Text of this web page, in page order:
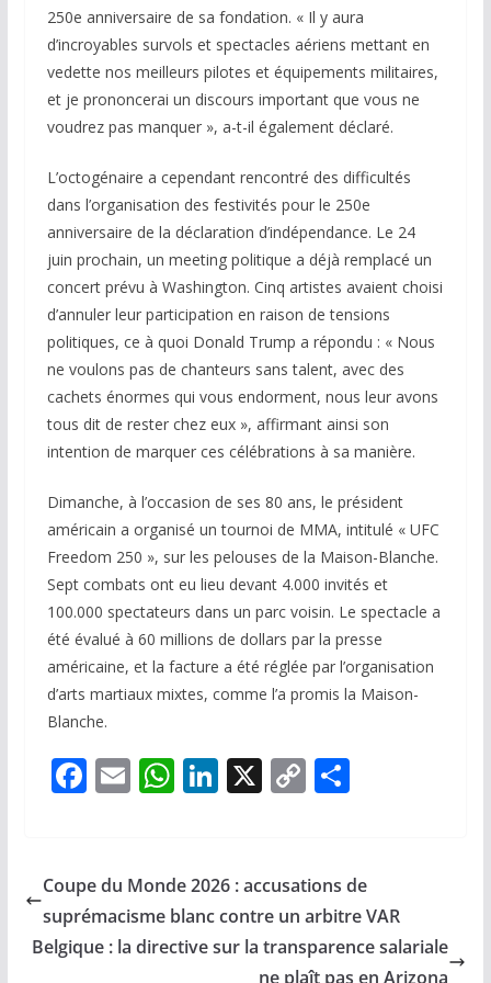
250e anniversaire de sa fondation. « Il y aura
d’incroyables survols et spectacles aériens mettant en
vedette nos meilleurs pilotes et équipements militaires,
et je prononcerai un discours important que vous ne
voudrez pas manquer », a-t-il également déclaré.
L’octogénaire a cependant rencontré des difficultés
dans l’organisation des festivités pour le 250e
anniversaire de la déclaration d’indépendance. Le 24
juin prochain, un meeting politique a déjà remplacé un
concert prévu à Washington. Cinq artistes avaient choisi
d’annuler leur participation en raison de tensions
politiques, ce à quoi Donald Trump a répondu : « Nous
ne voulons pas de chanteurs sans talent, avec des
cachets énormes qui vous endorment, nous leur avons
tous dit de rester chez eux », affirmant ainsi son
intention de marquer ces célébrations à sa manière.
Dimanche, à l’occasion de ses 80 ans, le président
américain a organisé un tournoi de MMA, intitulé « UFC
Freedom 250 », sur les pelouses de la Maison-Blanche.
Sept combats ont eu lieu devant 4.000 invités et
100.000 spectateurs dans un parc voisin. Le spectacle a
été évalué à 60 millions de dollars par la presse
américaine, et la facture a été réglée par l’organisation
d’arts martiaux mixtes, comme l’a promis la Maison-
Blanche.
F
b
o
o
E
l
W
s
A
p
Li
e
dI
n
X C
y
Li
n
P
g
er
Coupe du Monde 2026 : accusations de
suprémacisme blanc contre un arbitre VAR
Belgique : la directive sur la transparence salariale
ne plaît pas en Arizona